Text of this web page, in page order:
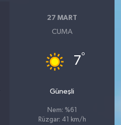
27 MART
CUMA
7°
Güneşli
Nem: %61
Rüzgar: 41 km/h